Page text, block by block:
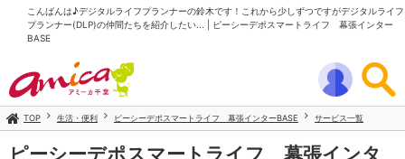
こんばんは♪デジタルライフプランナーの鈴木です！これから少しずつですがデジタルライフ
プランナー(DLP)の仲間たちを紹介したい... | ピーシーデポスマートライフ 幕張インター
BASE
TOP 生活・便利 ピーシーデポスマートライフ 幕張インターBASE サービス一覧
ピーシーデポスマートライフ 幕張インタ